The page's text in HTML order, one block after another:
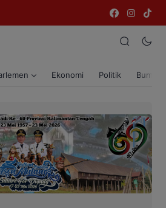
Ekonomi Politik Bumi